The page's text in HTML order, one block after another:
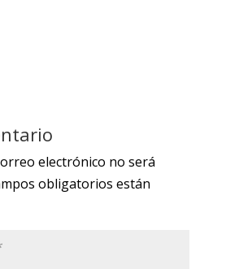
electrónico no será
obligatorios están